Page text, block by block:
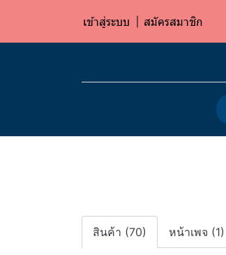
เข้าสู่ระบบ สมัครสมาชิก
สินค้า (70) หน้าเพจ (1)